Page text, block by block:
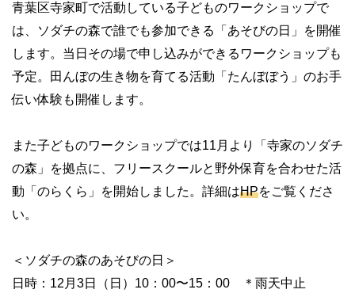
青葉区寺家町で活動している子どものワークショップで
は、ソダチの森で誰でも参加できる「あそびの日」を開催
します。当日その場で申し込みができるワークショップも
予定。田んぼの生き物を育てる活動「たんぼぼう」のお手
伝い体験も開催します。
また子どものワークショップでは11月より「寺家のソダチ
の森」を拠点に、フリースクールと野外保育を合わせた活
動「のらくら」を開始しました。詳細はHPをご覧くださ
い。
＜ソダチの森のあそびの日＞
日時：12月3日（日）10：00〜15：00 ＊雨天中止